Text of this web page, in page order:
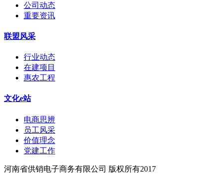
公司动态
重要资讯
联盟风采
行业动态
在建项目
惠农工程
文化e站
电商思辨
员工风采
价值理念
党建工作
河南省供销电子商务有限公司 版权所有2017